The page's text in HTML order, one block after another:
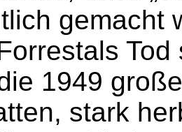
gemacht
1949
stark